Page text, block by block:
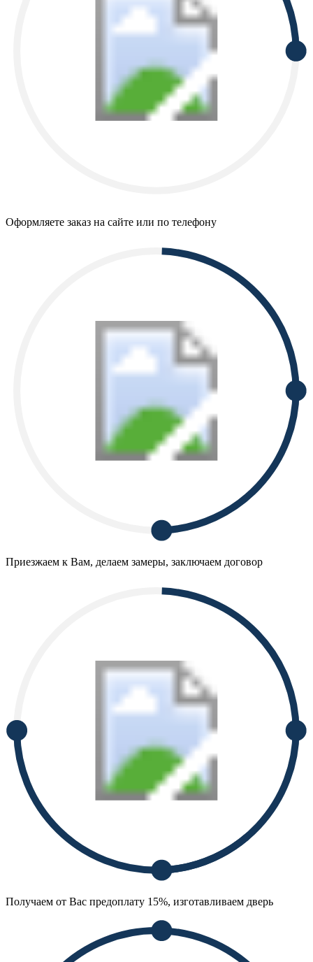
Оформляете заказ на сайте или по телефону
Приезжаем к Вам, делаем замеры, заключаем договор
Получаем от Вас предоплату 15%, изготавливаем дверь